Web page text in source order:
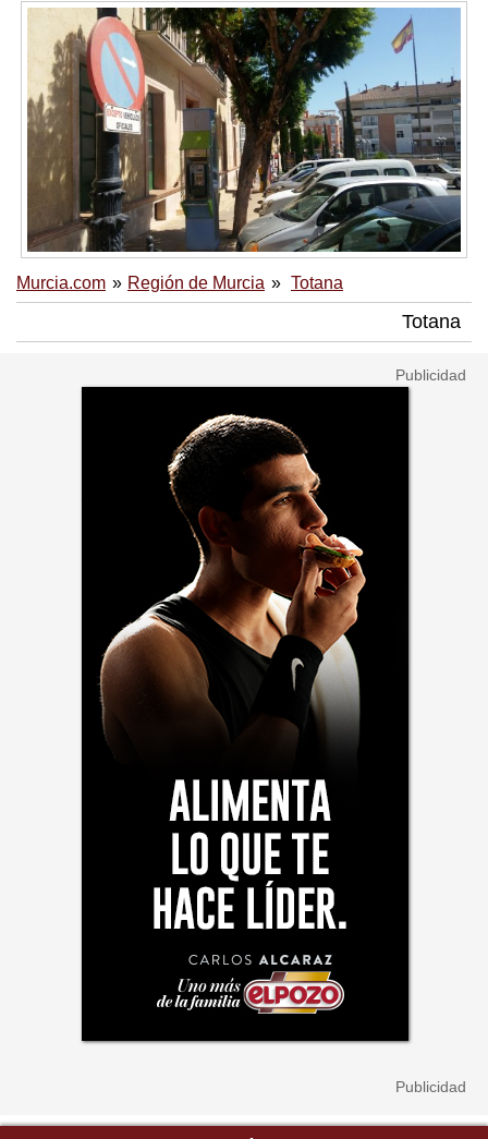
Murcia.com Región de Murcia Totana
Totana